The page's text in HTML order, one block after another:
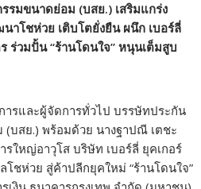
รมขนาดย่อม (บสย.) เสริมแกร่ง
าโชห่วย เติบโตยั่งยืน ผนึก เบอร์ลี่
ร่วมปั้น “ร้านโดนใจ” หนุนเต็มสูบ
ารและผู้จัดการทั่วไป บรรษัทประกัน
บสย.) พร้อมด้วย นางฐาปณี เตชะ
รใหญ่อาวุโส บริษัท เบอร์ลี่ ยุคเกอร์
ชห่วย สู่ค้าปลีกยุคใหม่ “ร้านโดนใจ”